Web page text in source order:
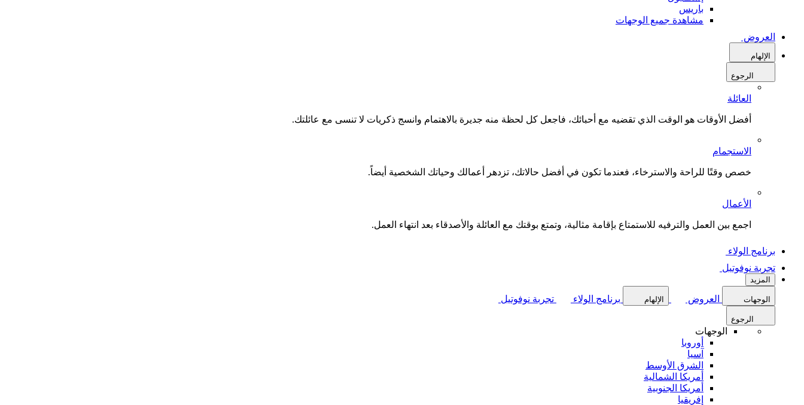
باريس
مشاهدة جميع الوجهات
العروض
الإلهام
الرجوع
العائلة
أفضل الأوقات هو الوقت الذي تقضيه مع أحبائك، فاجعل كل لحظة منه جديرة بالاهتمام وانسج ذكريات لا تنسى مع عائلتك.
الاستجمام
خصص وقتًا للراحة والاسترخاء، فعندما تكون في أفضل حالاتك، تزدهر أعمالك وحياتك الشخصية أيضاً.
الأعمال
اجمع بين العمل والترفيه للاستمتاع بإقامة مثالية، وتمتع بوقتك مع العائلة والأصدقاء بعد انتهاء العمل.
برنامج الولاء
تجربة نوفوتيل
المزيد
الوجهات العروض الإلهام برنامج الولاء تجربة نوفوتيل
الرجوع
الوجهات
أوروبا
آسيا
الشرق الأوسط
أمريكا الشمالية
أمريكا الجنوبية
إفريقيا